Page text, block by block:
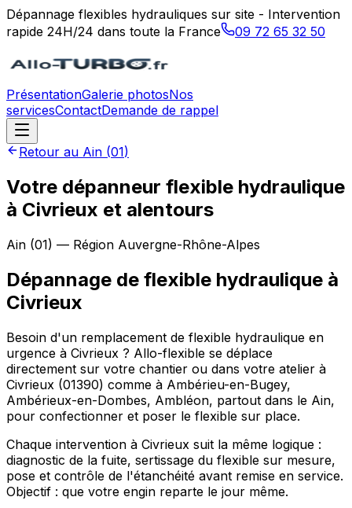
Dépannage flexibles hydrauliques sur site - Intervention
rapide 24H/24 dans toute la France
09 72 65 32 50
PrésentationGalerie photosNos
servicesContactDemande de rappel
Retour au Ain (01)
Votre dépanneur flexible hydraulique
à Civrieux et alentours
Ain (01) — Région Auvergne-Rhône-Alpes
Dépannage de flexible hydraulique à
Civrieux
Besoin d'un remplacement de flexible hydraulique en
urgence à Civrieux ? Allo-flexible se déplace
directement sur votre chantier ou dans votre atelier à
Civrieux (01390) comme à Ambérieu-en-Bugey,
Ambérieux-en-Dombes, Ambléon, partout dans le Ain,
pour confectionner et poser le flexible sur place.
Chaque intervention à Civrieux suit la même logique :
diagnostic de la fuite, sertissage du flexible sur mesure,
pose et contrôle de l'étanchéité avant remise en service.
Objectif : que votre engin reparte le jour même.